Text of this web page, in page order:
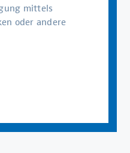
mittels
oder andere